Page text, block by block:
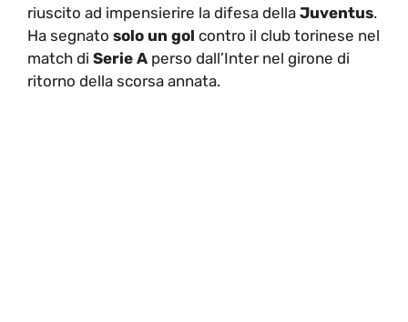
riuscito ad impensierire la difesa della Juventus.
Ha segnato solo un gol contro il club torinese nel
match di Serie A perso dall’Inter nel girone di
ritorno della scorsa annata.